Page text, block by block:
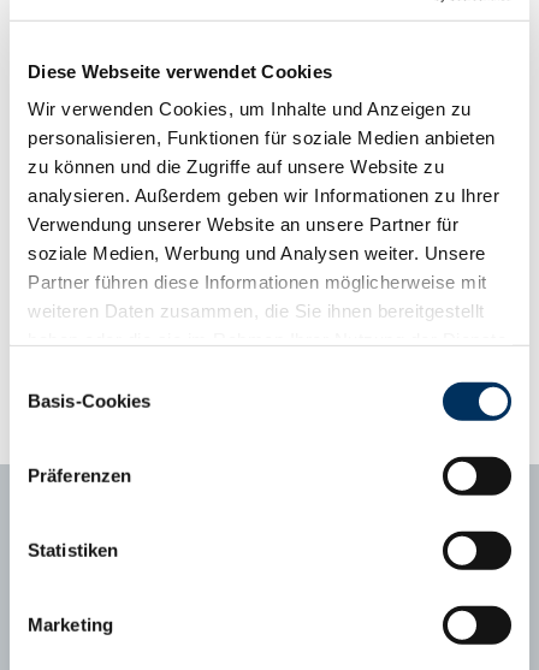
Diese Webseite verwendet Cookies
Wir verwenden Cookies, um Inhalte und Anzeigen zu
personalisieren, Funktionen für soziale Medien anbieten
zu können und die Zugriffe auf unsere Website zu
analysieren. Außerdem geben wir Informationen zu Ihrer
Verwendung unserer Website an unsere Partner für
soziale Medien, Werbung und Analysen weiter. Unsere
Partner führen diese Informationen möglicherweise mit
weiteren Daten zusammen, die Sie ihnen bereitgestellt
Cookies, wenn Sie unsere Webseite weiterhin nutzen.
Basis-Cookies
Präferenzen
Statistiken
Marketing
bewährt leichtkalbig. Er überzeugt mit sehr guten
Kalbeeigenschaften und vitalen Kälbern. Die Vermarktungsdaten
sind solide und stehen für gut vermarktbare Kälber. Die
Nachkommen zeichnen sich durch gute Mastleistungen aus.
Phänotyp-Informationen aus der Gebrauchskreuzung
ab zweiter Kalbung, Abweichung vom Mittelwert
Kalbungen
6241
Abweichungsprofil -2
Tragezeit (Tage) 281
282.2
0.6